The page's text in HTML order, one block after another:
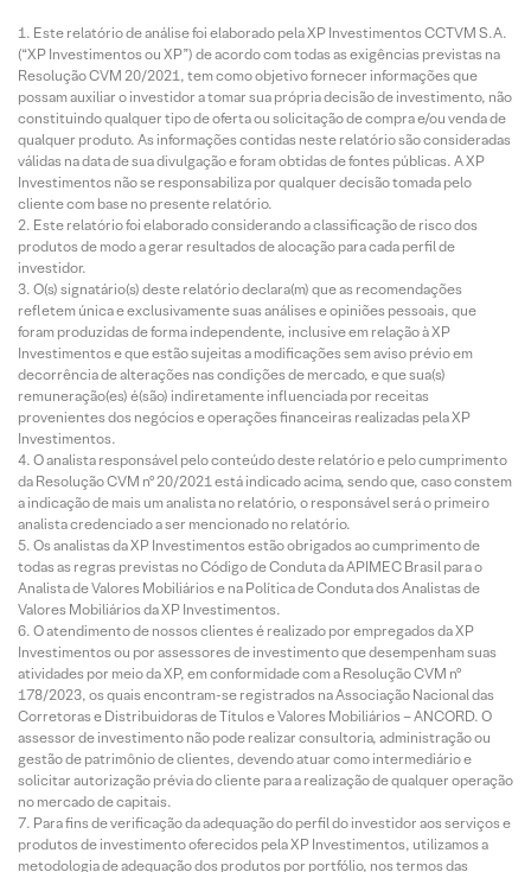
Este relatório de análise foi elaborado pela XP Investimentos CCTVM S.A.
(“XP Investimentos ou XP”) de acordo com todas as exigências previstas na
Resolução CVM 20/2021, tem como objetivo fornecer informações que
possam auxiliar o investidor a tomar sua própria decisão de investimento, não
constituindo qualquer tipo de oferta ou solicitação de compra e/ou venda de
qualquer produto. As informações contidas neste relatório são consideradas
válidas na data de sua divulgação e foram obtidas de fontes públicas. A XP
Investimentos não se responsabiliza por qualquer decisão tomada pelo
cliente com base no presente relatório.
Este relatório foi elaborado considerando a classificação de risco dos
produtos de modo a gerar resultados de alocação para cada perfil de
investidor.
O(s) signatário(s) deste relatório declara(m) que as recomendações
refletem única e exclusivamente suas análises e opiniões pessoais, que
foram produzidas de forma independente, inclusive em relação à XP
Investimentos e que estão sujeitas a modificações sem aviso prévio em
decorrência de alterações nas condições de mercado, e que sua(s)
remuneração(es) é(são) indiretamente influenciada por receitas
provenientes dos negócios e operações financeiras realizadas pela XP
Investimentos.
O analista responsável pelo conteúdo deste relatório e pelo cumprimento
da Resolução CVM nº 20/2021 está indicado acima, sendo que, caso constem
a indicação de mais um analista no relatório, o responsável será o primeiro
analista credenciado a ser mencionado no relatório.
Os analistas da XP Investimentos estão obrigados ao cumprimento de
todas as regras previstas no Código de Conduta da APIMEC Brasil para o
Analista de Valores Mobiliários e na Política de Conduta dos Analistas de
Valores Mobiliários da XP Investimentos.
O atendimento de nossos clientes é realizado por empregados da XP
Investimentos ou por assessores de investimento que desempenham suas
atividades por meio da XP, em conformidade com a Resolução CVM nº
178/2023, os quais encontram-se registrados na Associação Nacional das
Corretoras e Distribuidoras de Títulos e Valores Mobiliários – ANCORD. O
assessor de investimento não pode realizar consultoria, administração ou
gestão de patrimônio de clientes, devendo atuar como intermediário e
solicitar autorização prévia do cliente para a realização de qualquer operação
no mercado de capitais.
Para fins de verificação da adequação do perfil do investidor aos serviços e
produtos de investimento oferecidos pela XP Investimentos, utilizamos a
metodologia de adequação dos produtos por portfólio, nos termos das